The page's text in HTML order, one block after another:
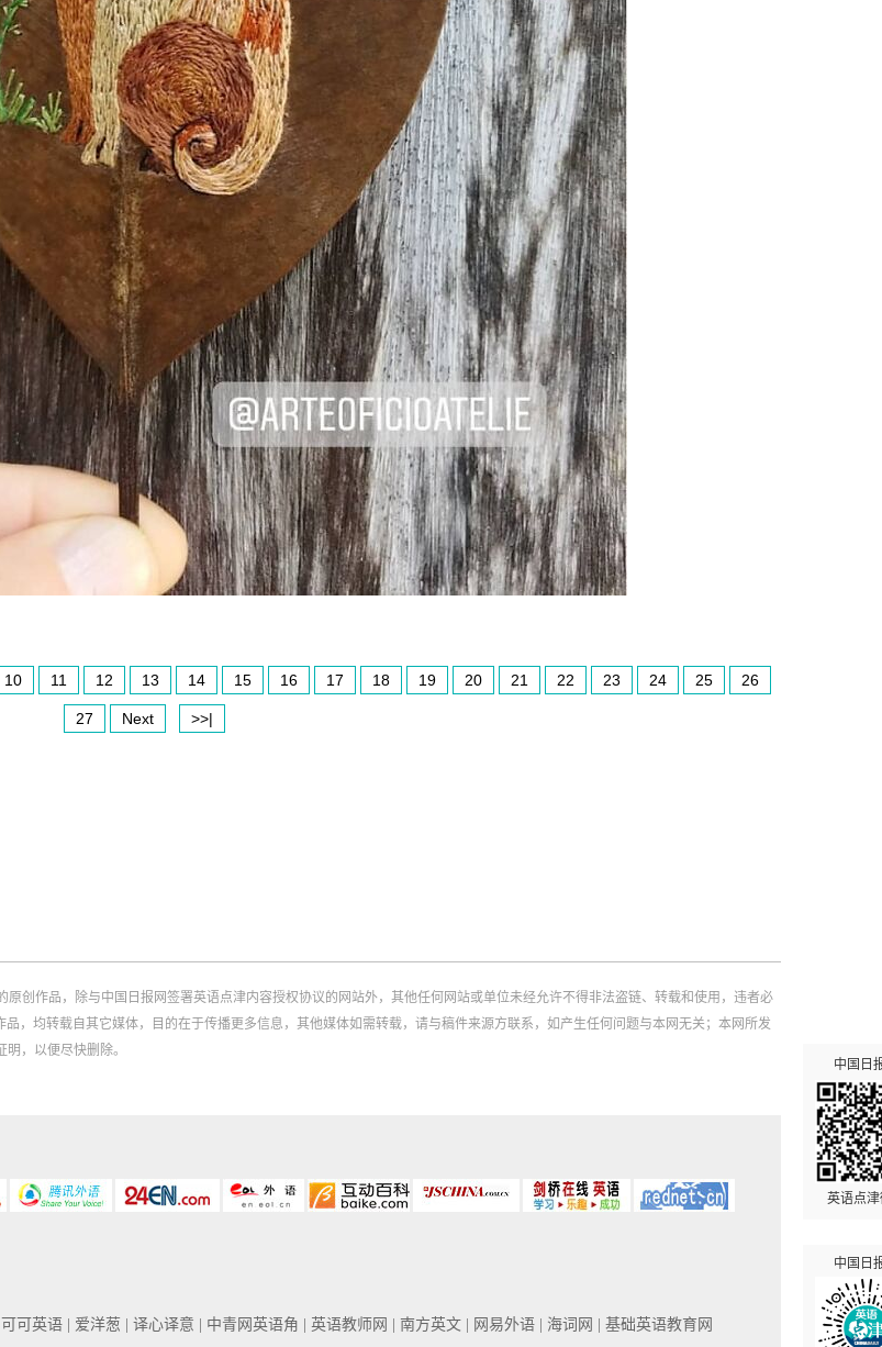
10 11 12 13 14 15 16 17 18 19 20 21 22 23 24 25 26
27 Next >>|
创作品，除与中国日报网签署英语点津内容授权协议的网站外，其他任何网站或单位未经允许不得非法盗链、转载和使用，违者必
，均转载自其它媒体，目的在于传播更多信息，其他媒体如需转载，请与稿件来源方联系，如产生任何问题与本网无关；本网所发
，以便尽快删除。
中国日
英语点
中国日
| 可可英语 | 爱洋葱 | 译心译意 | 中青网英语角 | 英语教师网 | 南方英文 | 网易外语 | 海词网
| 基础英语教育网